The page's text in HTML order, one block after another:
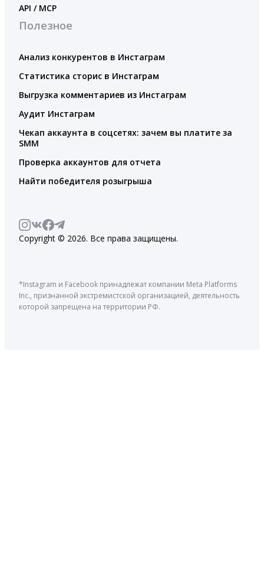
API / MCP
Полезное
Анализ конкурентов в Инстаграм
Статистика сторис в Инстаграм
Выгрузка комментариев из Инстаграм
Аудит Инстаграм
Чекап аккаунта в соцсетях: зачем вы платите за
SMM
Проверка аккаунтов для отчета
Найти победителя розыгрыша
Copyright © 2026. Все права защищены.
*Instagram и Facebook принадлежат компании Meta Platforms
Inc., признанной экстремистской организацией, деятельность
которой запрещена на территории РФ.